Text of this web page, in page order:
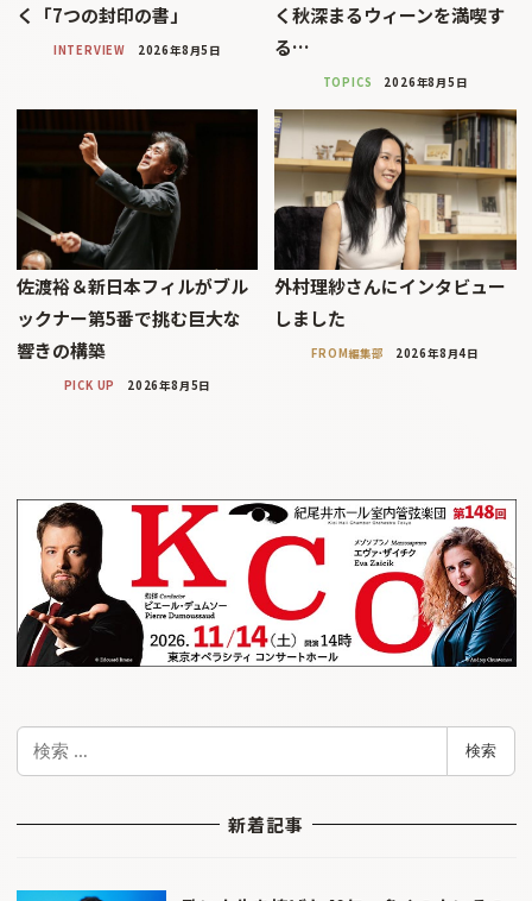
く「7つの封印の書」
INTERVIEW 2026年8月5日
く秋深まるウィーンを満喫す
る…
TOPICS 2026年8月5日
佐渡裕＆新日本フィルがブル
ックナー第5番で挑む巨大な
響きの構築
PICK UP 2026年8月5日
外村理紗さんにインタビュー
しました
FROM編集部 2026年8月4日
検
検索
新着記事